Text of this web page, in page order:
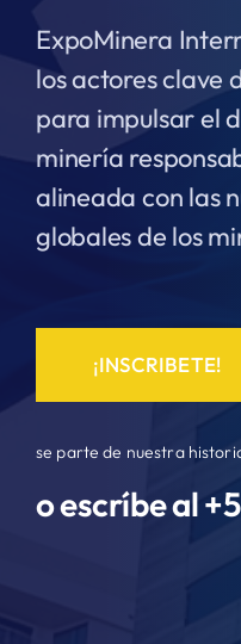
ExpoMinera
los actores clave
para impulsar el
minería
alineada con las
globales de los
¡INSCRIBETE!
se parte de nuestra
o escríbe al